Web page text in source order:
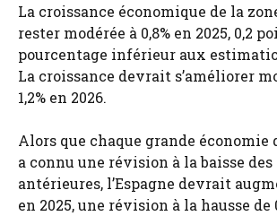
La croissance économique de la
rester modérée à 0,8% en 2025, 0,2
pourcentage inférieur aux
La croissance devrait s’améliorer
1,2% en 2026.
Alors que chaque grande économie
a connu une révision à la baisse
antérieures, l’Espagne devrait
en 2025, une révision à la hausse de